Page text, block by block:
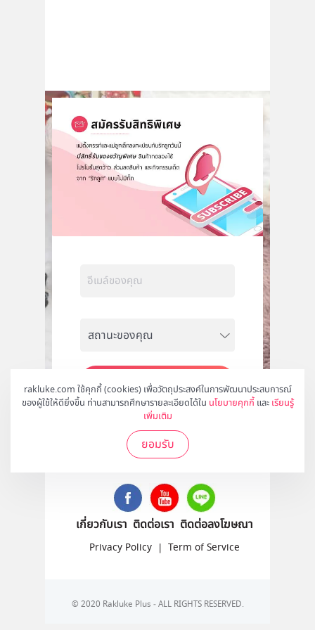
rakluke.com ใช้คุกกี้ (cookies) เพื่อวัตถุประสงค์ในการพัฒนาประสบการณ์
ของผู้ใช้ให้ดียิ่งขึ้น ท่านสามารถศึกษารายละเอียดได้ใน นโยบายคุกกี้ และ เรียนรู้
เพิ่มเติม
ยอมรับ
สมัคร
ติดตามเราได้ที่
เกี่ยวกับเรา ติดต่อเรา ติดต่อลงโฆษณา
Privacy Policy | Term of Service
© 2020 Rakluke Plus - ALL RIGHTS RESERVED.